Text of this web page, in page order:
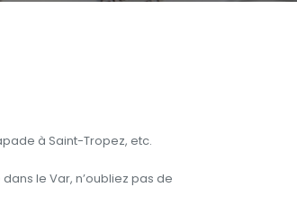
à Saint-Tropez, etc.
le Var, n’oubliez pas de